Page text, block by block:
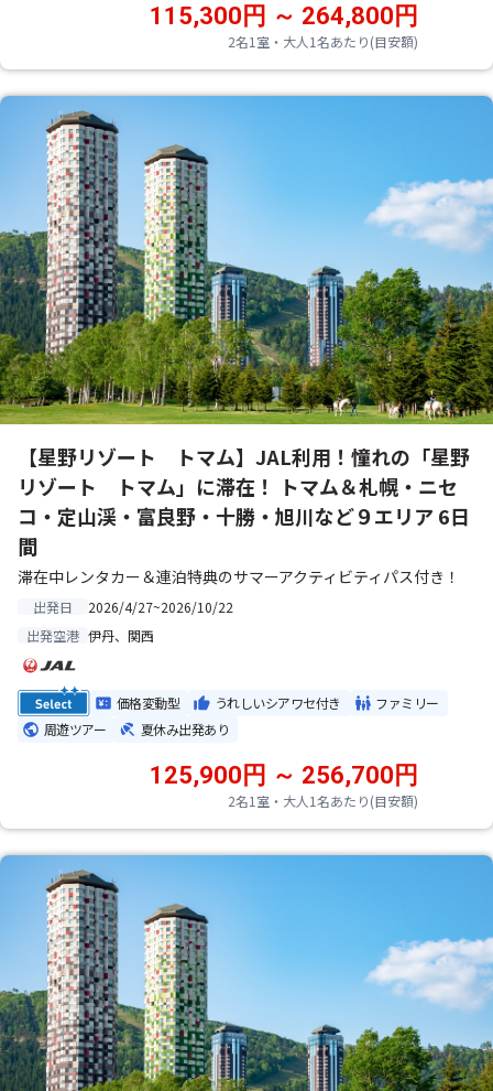
2名1室・大人1名あたり(目安額)
115,300円 ～ 264,800円
【星野リゾート トマム】JAL利用！憧れの「星野
リゾート トマム」に滞在！ トマム＆札幌・ニセ
コ・定山渓・富良野・十勝・旭川など９エリア 6日
間
滞在中レンタカー＆連泊特典のサマーアクティビティパス付き！
出発日
2026/4/27~2026/10/22
出発空港 伊丹、関西
価格変動型 うれしいシアワセ付き
ファミリー
周遊ツアー
夏休み出発あり
2名1室・大人1名あたり(目安額)
125,900円 ～ 256,700円